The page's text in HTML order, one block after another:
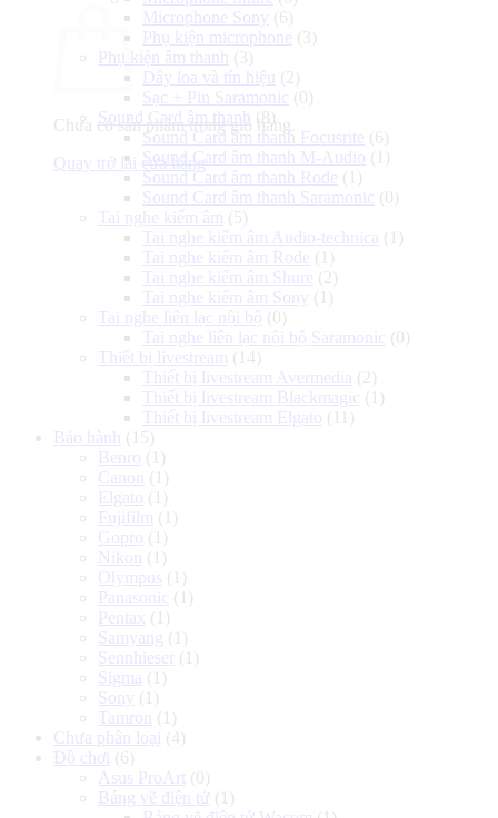
Chưa có sản phẩm trong giỏ hàng.
Quay trở lại cửa hàng
Microphone Sony (6)
Phụ kiện microphone (3)
Phụ kiện âm thanh
(3)
Dây loa và tín hiệu
(2)
Sạc + Pin Saramonic (0)
Sound Card âm thanh (8)
Sound Card âm thanh Focusrite (6)
Sound Card âm thanh M-Audio (1)
Sound Card âm thanh Rode (1)
Sound Card âm thanh Saramonic (0)
Tai nghe kiểm âm (5)
Tai nghe kiểm âm Audio-technica (1)
Tai nghe kiểm âm Rode (1)
Tai nghe kiểm âm Shure (2)
Tai nghe kiểm âm Sony (1)
Tai nghe liên lạc nội bộ (0)
Tai nghe liên lạc nội bộ Saramonic (0)
Thiết bị livestream (14)
Thiết bị livestream Avermedia (2)
Thiết bị livestream Blackmagic (1)
Thiết bị livestream Elgato (11)
Bảo hành
(15)
Benro (1)
Canon
(1)
Elgato (1)
Fujifilm (1)
Gopro (1)
Nikon
(1)
Olympus (1)
Panasonic (1)
Pentax (1)
Samyang (1)
Sennhieser
(1)
Sigma (1)
Sony (1)
Tamron
(1)
Chưa phân loại (4)
Đồ chơi (6)
Asus ProArt (0)
Bảng vẽ điện tử (1)